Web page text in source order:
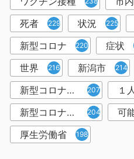
死者 229 状況 225
新型コロナ 220 症状
世界 216 新潟市 214
新型コロナウイルス感染者 207 １
新型コロナウイルス対策 204 可
厚生労働省 198